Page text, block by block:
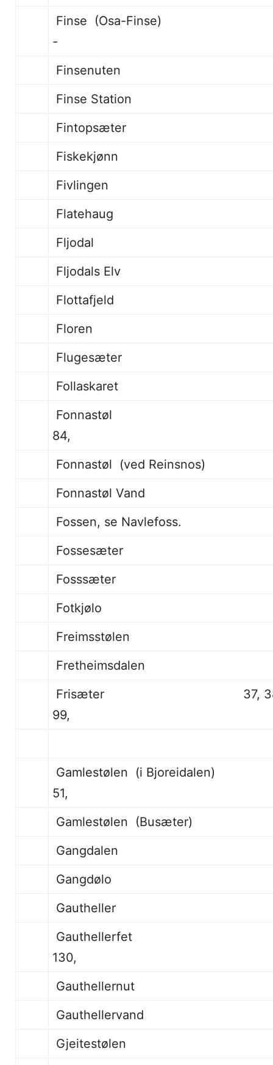
Finse
-
Finsenuten
Finse Station
Fintopsæter
Fivlingen
Flatehaug
Fljodal
Fljodals Elv
Flottafjeld
Floren
Flugesæter
Follaskaret
Fonnastøl
84,
Fonnastøl (ved Reinsnos)
Fonnastøl Vand
Fossen, se Navlefoss.
Fossesæter
Fosssæter
Fotkjølo
Freimsstølen
Fretheimsdalen
Frisæter 37, 38 - 42, 73,
99,
Gamlestølen
51,
Gamlestølen (Busæter)
Gangdølo
130,
Gauthellervand
Gjeitestølen